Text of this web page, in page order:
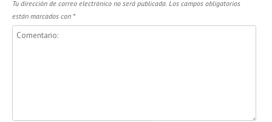
Tu dirección de correo electrónico no será publicada. Los campos obligatorios
están marcados con *